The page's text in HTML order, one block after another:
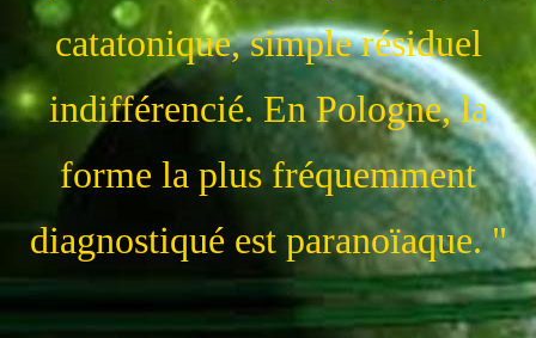
catatonique, simple résiduel
indifférencié. En Pologne, la
forme la plus fréquemment
diagnostiqué est paranoïaque. "